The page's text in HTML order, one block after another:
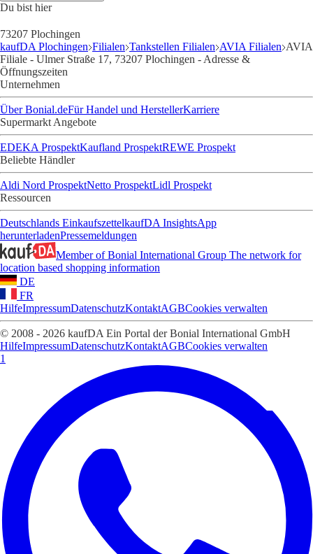
Du bist hier
73207 Plochingen
kaufDA Plochingen Filialen Tankstellen Filialen AVIA Filialen AVIA
Filiale - Ulmer Straße 17, 73207 Plochingen - Adresse &
Öffnungszeiten
Unternehmen
Über Bonial.deFür Handel und HerstellerKarriere
Supermarkt Angebote
EDEKA ProspektKaufland ProspektREWE Prospekt
Beliebte Händler
Aldi Nord ProspektNetto ProspektLidl Prospekt
Ressourcen
Deutschlands EinkaufszettelkaufDA InsightsApp
herunterladenPressemeldungen
Member of Bonial International Group The network for
location based shopping information
DE
FR
HilfeImpressumDatenschutzKontaktAGBCookies verwalten
© 2008 - 2026 kaufDA Ein Portal der Bonial International GmbH
HilfeImpressumDatenschutzKontaktAGBCookies verwalten
1